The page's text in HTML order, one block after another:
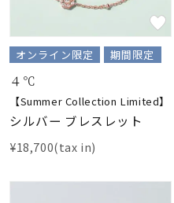
オンライン限定 期間限定
４℃
【Summer Collection Limited】
シルバー ブレスレット
¥18,700(tax in)